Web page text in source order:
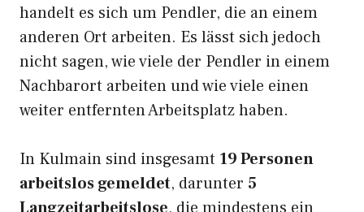
handelt es sich um Pendler, die an einem
anderen Ort arbeiten. Es lässt sich jedoch
nicht sagen, wie viele der Pendler in einem
Nachbarort arbeiten und wie viele einen
weiter entfernten Arbeitsplatz haben.
In Kulmain sind insgesamt 19 Personen
arbeitslos gemeldet, darunter 5